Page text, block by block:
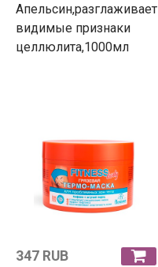
Апельсин,разглаживает
видимые признаки
целлюлита,1000мл
347 RUB